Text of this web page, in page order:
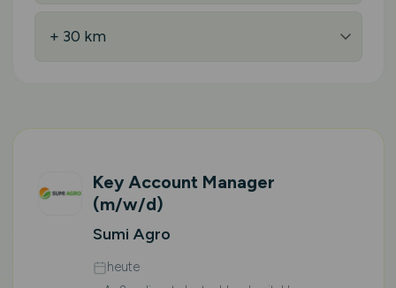
Key Account Manager
(m/w/d)
Sumi Agro
heute